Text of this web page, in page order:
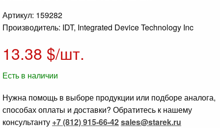
Артикул: 159282
Производитель: IDT, Integrated Device Technology Inc
13.38 $/шт.
Есть в наличии
Нужна помощь в выборе продукции или подборе аналога,
способах оплаты и доставки? Обратитесь к нашему
консультанту +7 (812) 915-66-42sales@starek.ru